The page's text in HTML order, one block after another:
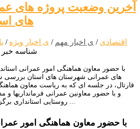
آخرین وضعیت پروژه های
های
اقتصادی / ی اخبار مهم / ی اخبار ویژه /
شناسه خبر :
با حضور معاون هماهنگی امور عمرانی
های عمرانی شهرستان های استان بررسی
قارتال، در جلسه ای که به ریاست معاون
و با حضور معاونین عمرانی فرمانداریها و
با حضور معاون هماهنگی امور